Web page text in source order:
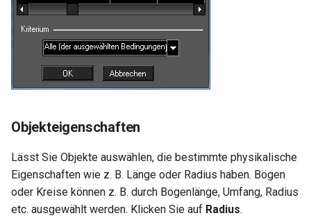
Objekteigenschaften
Lässt Sie Objekte auswählen, die bestimmte physikalische
Eigenschaften wie z. B. Länge oder Radius haben. Bögen
oder Kreise können z. B. durch Bogenlänge, Umfang, Radius
etc. ausgewählt werden. Klicken Sie auf Radius.